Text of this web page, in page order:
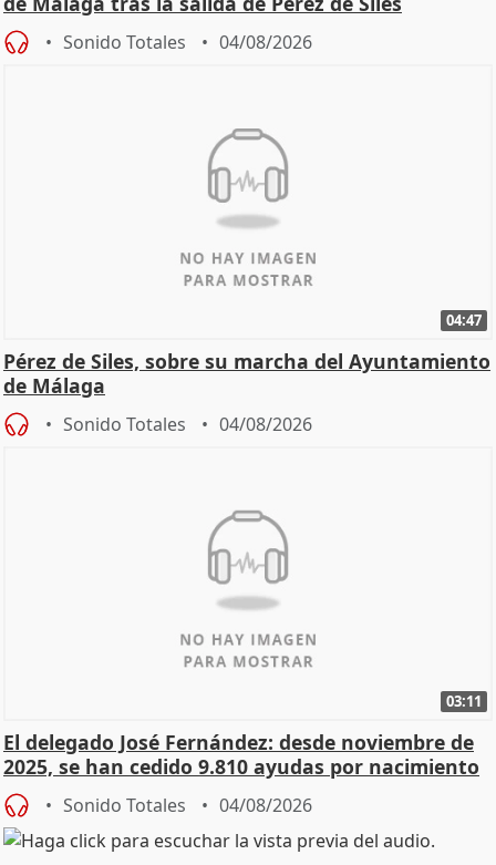
Sonido Totales 04/08/2026
04:47
Pérez de Siles, sobre su marcha del Ayuntamiento
de Málaga
Sonido Totales 04/08/2026
03:11
El delegado José Fernández: desde noviembre de
2025, se han cedido 9.810 ayudas por nacimiento
Sonido Totales 04/08/2026